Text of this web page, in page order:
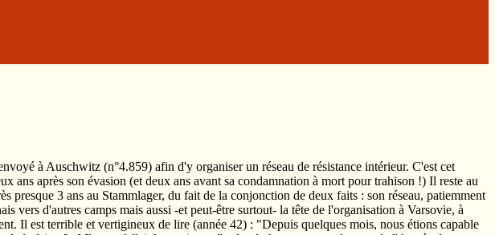
à Auschwitz (n°4.859) afin d'y organiser un réseau de résistance intérieur. C'est cet
après son évasion (et deux ans avant sa condamnation à mort pour trahison !) Il reste au
presque 3 ans au Stammlager, du fait de la conjonction de deux faits : son réseau, patiemment
vers d'autres camps mais aussi -et peut-être surtout- la tête de l'organisation à Varsovie, à
Il est terrible et vertigineux de lire (année 42) : "Depuis quelques mois, nous étions capable